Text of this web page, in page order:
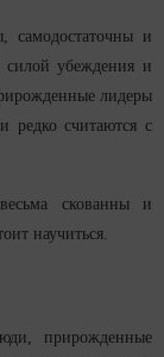
самодостаточны и
убеждения и
лидеры
редко считаются с
скованны и
научиться.
прирожденные